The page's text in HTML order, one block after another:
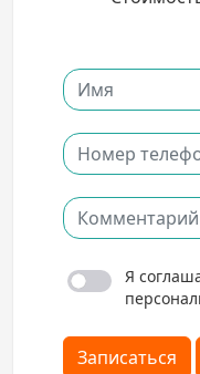
Я
Записаться